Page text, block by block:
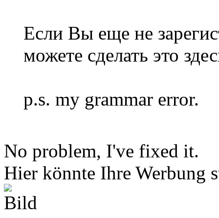
Если Вы еще не
можете сделать это
p.s. my grammar error.
No problem, I've fixed it.
Hier könnte Ihre Werbung